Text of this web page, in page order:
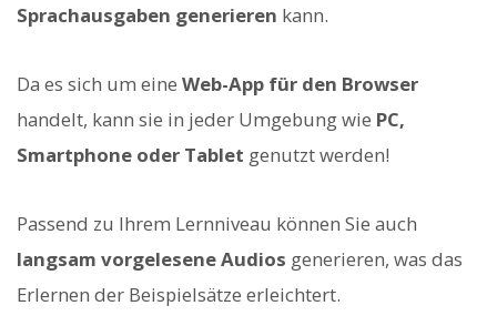
Sprachausgaben generieren kann.
Da es sich um eine Web-App für den Browser
handelt, kann sie in jeder Umgebung wie PC,
Smartphone oder Tablet genutzt werden!
Passend zu Ihrem Lernniveau können Sie auch
langsam vorgelesene Audios generieren, was das
Erlernen der Beispielsätze erleichtert.